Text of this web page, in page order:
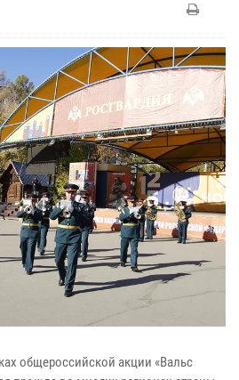
общероссийской акции «Вальс